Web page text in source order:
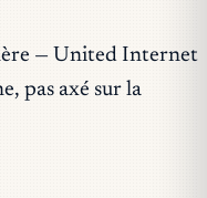
— United Internet
pas axé sur la